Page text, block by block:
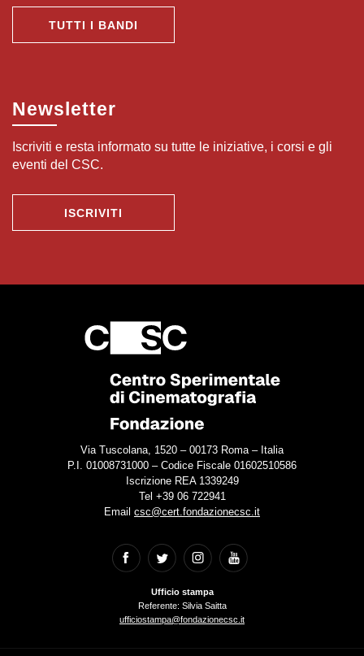
TUTTI I BANDI
Newsletter
Iscriviti e resta informato su tutte le iniziative, i corsi e gli
eventi del CSC.
ISCRIVITI
Via Tuscolana, 1520 – 00173 Roma – Italia
P.I. 01008731000 – Codice Fiscale 01602510586
Iscrizione REA 1339249
Tel +39 06 722941
Email csc@cert.fondazionecsc.it
Ufficio stampa
Referente: Silvia Saitta
ufficiostampa@fondazionecsc.it